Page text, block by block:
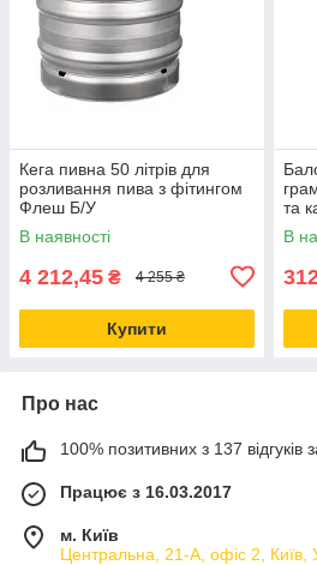
Кега пивна 50 літрів для
розливання пива з фітингом
Флеш Б/У
В наявності
4 212,45 ₴ 4 255 ₴
Купити
та
В
Про нас
100% позитивних з 137 відгуків
Працює з 16.03.2017
м. Київ
Центральна, 21-А, офіс 2, Київ,